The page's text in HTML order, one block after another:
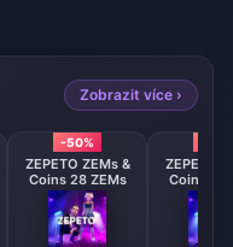
Zobrazit více ›
-50%
ZEPETO ZEMs &
Coins 28 ZEMs
ZEPETO
Coins 58